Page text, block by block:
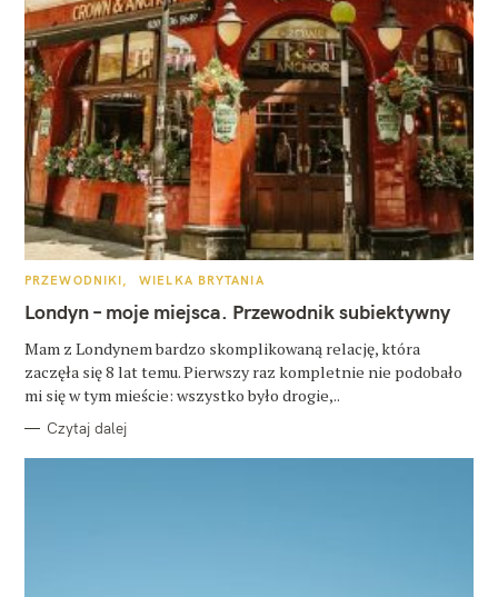
K
T
E
O
R
I
PRZEWODNIKI WIELKA BRYTANIA
Londyn – moje miejsca. Przewodnik subiektywny
Mam z Londynem bardzo skomplikowaną relację, która
zaczęła się 8 lat temu. Pierwszy raz kompletnie nie podobało
mi się w tym mieście: wszystko było drogie,..
Czytaj dalej